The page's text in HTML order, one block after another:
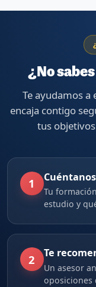
¿No
Te ayudamos
encaja contigo
tus
1
Tu
estudio y
2 Te
Un asesor
oposiciones